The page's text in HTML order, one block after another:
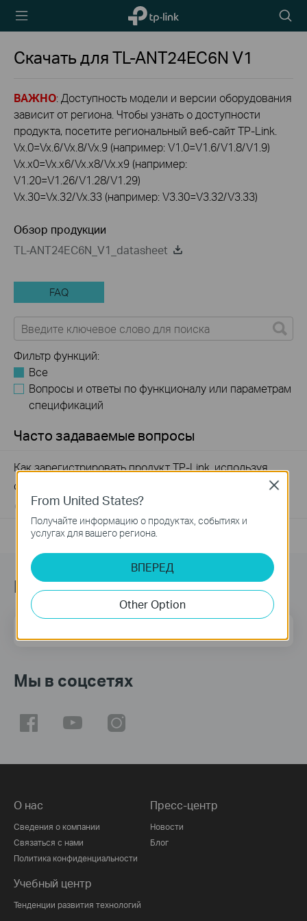
TP-Link,
Reliably
icon
Скачать дляTL-ANT24EC6N V1
ВАЖНО: Доступность модели и версии оборудования
зависит от региона. Чтобы узнать о доступности
продукта, посетите региональный веб-сайт TP-Link.
Vx.0=Vx.6/Vx.8/Vx.9 (например: V1.0=V1.6/V1.8/V1.9)
Vx.x0=Vx.x6/Vx.x8/Vx.x9 (например:
V1.20=V1.26/V1.28/V1.29)
Vx.30=Vx.32/Vx.33 (например: V3.30=V3.32/V3.33)
Обзор продукции
TL-ANT24EC6N_V1_datasheet
FAQ
Фильтр функций:
Все
Вопросы и ответы по функционалу или параметрам
спецификаций
Часто задаваемые вопросы
Как зарегистрировать продукт TP-Link, используя
свой идентификатор TP-Link
04-08-2026 510100views
Подпишитесь на рассылку
Мы в соцсетях
О нас
Сведения о компании
Связаться с нами
Политика конфиденциальности
Пресс-центр
Новости
Блог
Учебный центр
Тенденции развития технологий
From United States?
Получайте информацию о продуктах, событиях и
услугах для вашего региона.
ВПЕРЕД
Other Option
Close